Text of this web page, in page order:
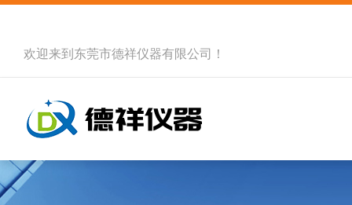
欢迎来到 东莞市德祥仪器有限公司 ！